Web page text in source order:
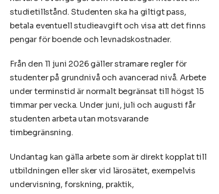
studietillstånd. Studenten ska ha giltigt pass,
betala eventuell studieavgift och visa att det finns
pengar för boende och levnadskostnader.
Från den 11 juni 2026 gäller stramare regler för
studenter på grundnivå och avancerad nivå. Arbete
under terminstid är normalt begränsat till högst 15
timmar per vecka. Under juni, juli och augusti får
studenten arbeta utan motsvarande
timbegränsning.
Undantag kan gälla arbete som är direkt kopplat till
utbildningen eller sker vid lärosätet, exempelvis
undervisning, forskning, praktik,